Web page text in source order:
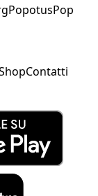
PopotusPop
Contatti